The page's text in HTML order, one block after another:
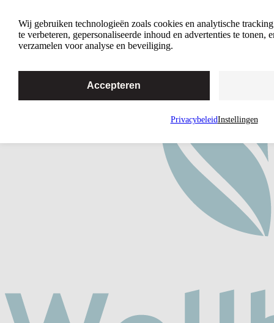
Home
Wij gebruiken technologieën zoals cookies en analytische
te verbeteren, gepersonaliseerde inhoud en advertenties te tonen,
verzamelen voor analyse en beveiliging.
Accepteren
PrivacybeleidInstellingen